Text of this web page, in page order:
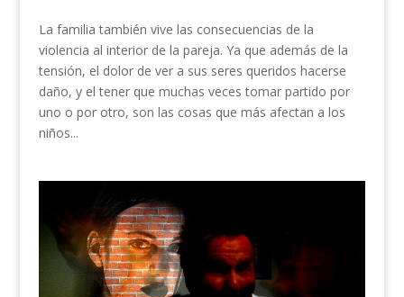
La familia también vive las consecuencias de la
violencia al interior de la pareja. Ya que además de la
tensión, el dolor de ver a sus seres queridos hacerse
daño, y el tener que muchas veces tomar partido por
uno o por otro, son las cosas que más afectan a los
niños...